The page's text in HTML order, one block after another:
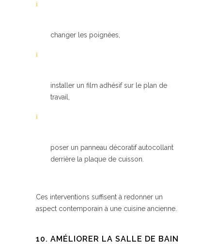
changer les poignées,
installer un film adhésif sur le plan de
travail,
poser un panneau décoratif autocollant
derrière la plaque de cuisson.
Ces interventions suffisent à redonner un
aspect contemporain à une cuisine ancienne.
10. AMÉLIORER LA SALLE DE BAIN